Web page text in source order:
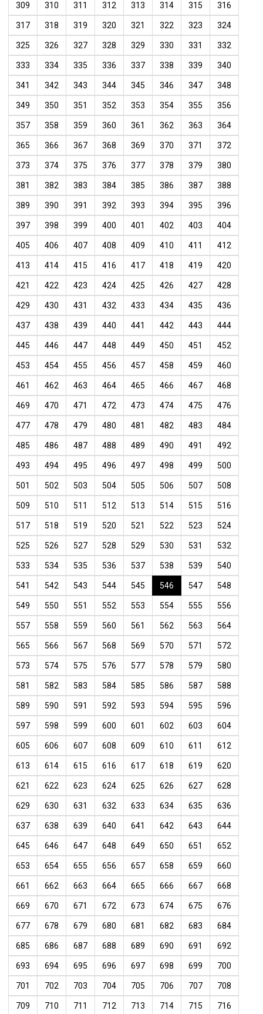
309 310 311 312 313 314 315 316
317 318 319 320 321 322 323 324
325 326 327 328 329 330 331 332
333 334 335 336 337 338 339 340
341 342 343 344 345 346 347 348
349 350 351 352 353 354 355 356
357 358 359 360 361 362 363 364
365 366 367 368 369 370 371 372
373 374 375 376 377 378 379 380
381 382 383 384 385 386 387 388
389 390 391 392 393 394 395 396
397 398 399 400 401 402 403 404
405 406 407 408 409 410 411 412
413 414 415 416 417 418 419 420
421 422 423 424 425 426 427 428
429 430 431 432 433 434 435 436
437 438 439 440 441 442 443 444
445 446 447 448 449 450 451 452
453 454 455 456 457 458 459 460
461 462 463 464 465 466 467 468
469 470 471 472 473 474 475 476
477 478 479 480 481 482 483 484
485 486 487 488 489 490 491 492
493 494 495 496 497 498 499 500
501 502 503 504 505 506 507 508
509 510 511 512 513 514 515 516
517 518 519 520 521 522 523 524
525 526 527 528 529 530 531 532
533 534 535 536 537 538 539 540
541 542 543 544 545 546 547 548
549 550 551 552 553 554 555 556
557 558 559 560 561 562 563 564
565 566 567 568 569 570 571 572
573 574 575 576 577 578 579 580
581 582 583 584 585 586 587 588
589 590 591 592 593 594 595 596
597 598 599 600 601 602 603 604
605 606 607 608 609 610 611 612
613 614 615 616 617 618 619 620
621 622 623 624 625 626 627 628
629 630 631 632 633 634 635 636
637 638 639 640 641 642 643 644
645 646 647 648 649 650 651 652
653 654 655 656 657 658 659 660
661 662 663 664 665 666 667 668
669 670 671 672 673 674 675 676
677 678 679 680 681 682 683 684
685 686 687 688 689 690 691 692
693 694 695 696 697 698 699 700
701 702 703 704 705 706 707 708
709 710 711 712 713 714 715 716